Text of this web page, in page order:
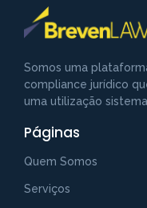
Fale
no
Somos uma
compliance jurídico
uma utilização
Páginas
Quem Somos
Serviços